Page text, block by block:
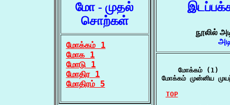
மோ - முதல்
சொற்கள்
மோக்கம் 1
மோக 1
மோடு 1
மோதிர 1
மோதிரம் 5
நூலில்
    மோக்கம் (1)
மோக்கம் முன்னிய
TOP